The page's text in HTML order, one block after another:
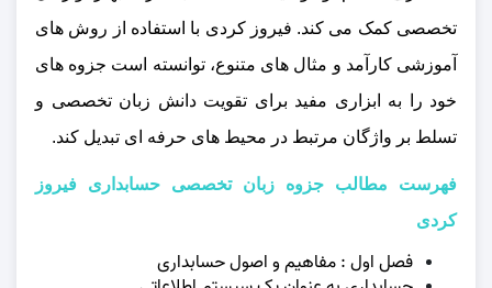
تخصصی کمک می‌ کند. فیروز کردی با استفاده از روش‌ های
آموزشی کارآمد و مثال‌ های متنوع، توانسته است جزوه‌ های
خود را به ابزاری مفید برای تقویت دانش زبان تخصصی و
تسلط بر واژگان مرتبط در محیط‌ های حرفه‌ ای تبدیل کند.
فهرست مطالب جزوه زبان تخصصی حسابداری فیروز
کردی
فصل اول : مفاهیم و اصول حسابداری